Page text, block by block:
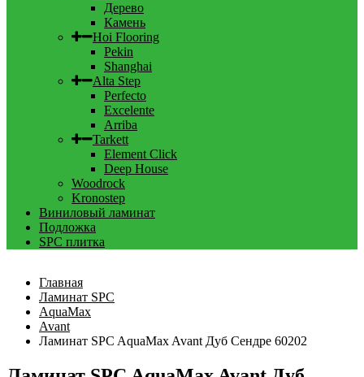
Дерево
Камень
Hoi Flooring
Pekin
Shanghai
Alta Step
Perfecto
Excelente
Arriba
Tarkett
Element Click
Deep House
Woodrock
Kronostep
Виниловый ламинат
Подложка
SPC плитка
Главная
Ламинат SPC
AquaMax
Avant
Ламинат SPC AquaMax Avant Дуб Сендре 60202